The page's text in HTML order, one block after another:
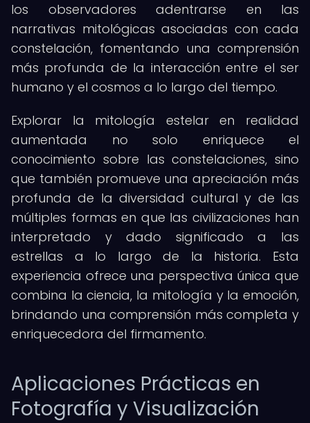
los observadores adentrarse en las
narrativas mitológicas asociadas con cada
constelación, fomentando una comprensión
más profunda de la interacción entre el ser
humano y el cosmos a lo largo del tiempo.
Explorar la mitología estelar en realidad
aumentada no solo enriquece el
conocimiento sobre las constelaciones, sino
que también promueve una apreciación más
profunda de la diversidad cultural y de las
múltiples formas en que las civilizaciones han
interpretado y dado significado a las
estrellas a lo largo de la historia. Esta
experiencia ofrece una perspectiva única que
combina la ciencia, la mitología y la emoción,
brindando una comprensión más completa y
enriquecedora del firmamento.
Aplicaciones Prácticas en
Fotografía y Visualización